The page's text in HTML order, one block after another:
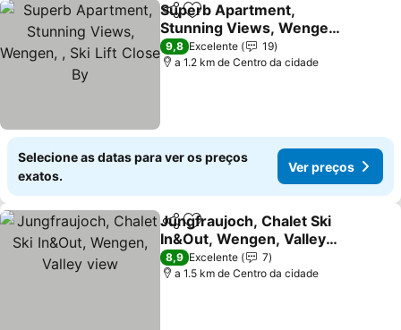
PartilharAdicionar aos favoritos
Superb Apartment,
Stunning Views, Wengen,
, Ski Lift Close By
Ver preços
9,8 Excelente
19
a 1.2 km de Centro da cidade
Selecione as datas para ver os preços
exatos.
Ver preços
PartilharAdicionar aos favoritos
Jungfraujoch, Chalet Ski
In&Out, Wengen, Valley
view
Ver preços
8,9 Excelente
7
a 1.5 km de Centro da cidade